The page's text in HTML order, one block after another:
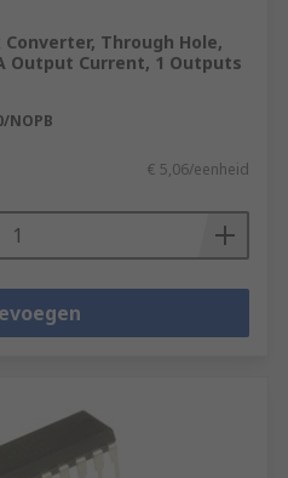
Through Hole,
Output Current, 1 Outputs
NOPB
€ 5,06/eenheid